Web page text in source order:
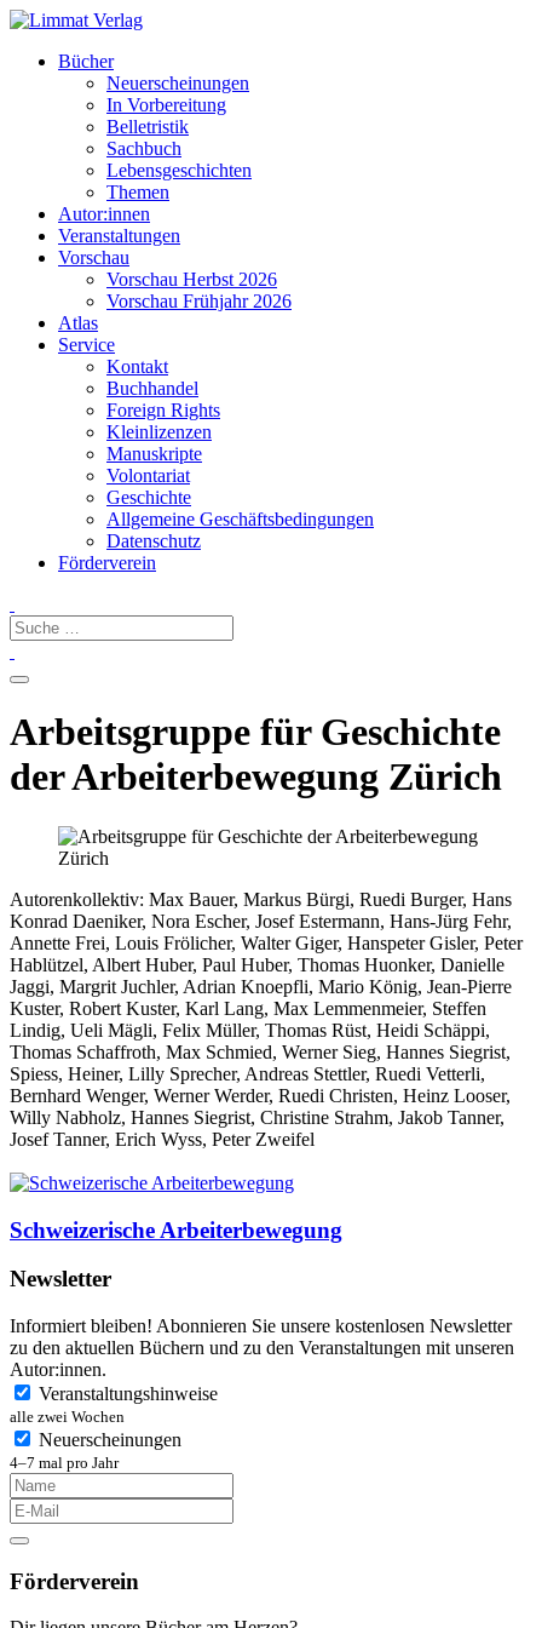
Bücher
Neuerscheinungen
In Vorbereitung
Belletristik
Sachbuch
Lebensgeschichten
Themen
Autor:innen
Veranstaltungen
Vorschau
Vorschau Herbst 2026
Vorschau Frühjahr 2026
Atlas
Service
Kontakt
Buchhandel
Foreign Rights
Kleinlizenzen
Manuskripte
Volontariat
Geschichte
Allgemeine Geschäftsbedingungen
Datenschutz
Förderverein
Arbeitsgruppe für Geschichte
der Arbeiterbewegung Zürich
Autorenkollektiv: Max Bauer, Markus Bürgi, Ruedi Burger, Hans
Konrad Daeniker, Nora Escher, Josef Estermann, Hans-Jürg Fehr,
Annette Frei, Louis Frölicher, Walter Giger, Hanspeter Gisler, Peter
Hablützel, Albert Huber, Paul Huber, Thomas Huonker, Danielle
Jaggi, Margrit Juchler, Adrian Knoepfli, Mario König, Jean-Pierre
Kuster, Robert Kuster, Karl Lang, Max Lemmenmeier, Steffen
Lindig, Ueli Mägli, Felix Müller, Thomas Rüst, Heidi Schäppi,
Thomas Schaffroth, Max Schmied, Werner Sieg, Hannes Siegrist,
Spiess, Heiner, Lilly Sprecher, Andreas Stettler, Ruedi Vetterli,
Bernhard Wenger, Werner Werder, Ruedi Christen, Heinz Looser,
Willy Nabholz, Hannes Siegrist, Christine Strahm, Jakob Tanner,
Josef Tanner, Erich Wyss, Peter Zweifel
Schweizerische Arbeiterbewegung
Newsletter
Informiert bleiben! Abonnieren Sie unsere kostenlosen Newsletter
zu den aktuellen Büchern und zu den Veranstaltungen mit unseren
Autor:innen.
Veranstaltungshinweise
alle zwei Wochen
Neuerscheinungen
4–7 mal pro Jahr
Förderverein